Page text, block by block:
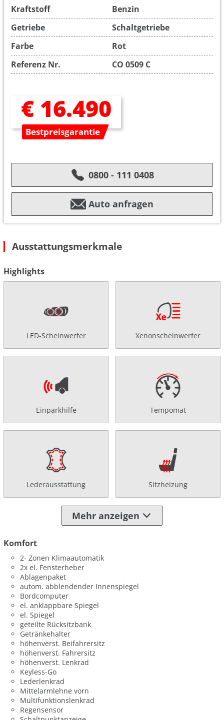
Kraftstoff
Benzin
Getriebe
Schaltgetriebe
Farbe
Rot
Referenz Nr.
CO 0509 C
€ 16.490
Bestpreisgarantie
0800 - 111 0408
Auto anfragen
Ausstattungsmerkmale
Highlights
LED-Scheinwerfer Xenonscheinwerfer
Einparkhilfe Tempomat
Lederausstattung Sitzheizung
Mehr anzeigen
Komfort
2- Zonen Klimaautomatik
2x el. Fensterheber
Ablagenpaket
autom. abblendender Innenspiegel
Bordcomputer
el. anklappbare Spiegel
el. Spiegel
geteilte Rücksitzbank
Getränkehalter
höhenverst. Beifahrersitz
höhenverst. Fahrersitz
höhenverst. Lenkrad
Keyless-Go
Lederlenkrad
Mittelarmlehne vorn
Multifunktionslenkrad
Regensensor